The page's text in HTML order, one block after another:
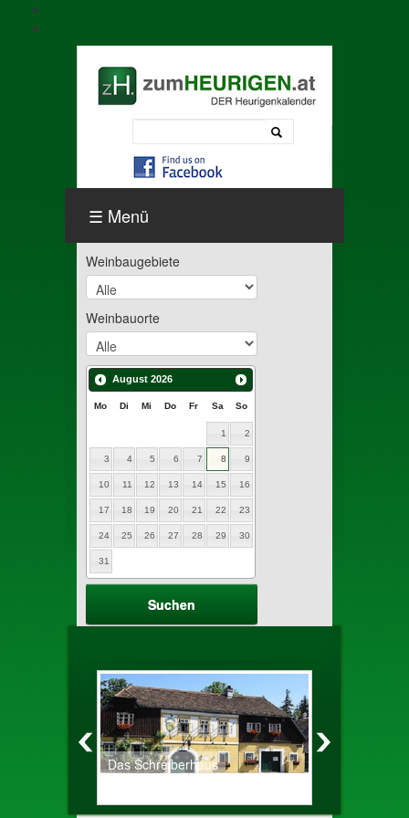
Menü
Weinbaugebiete
Weinbauorte
August 2026
Mo Di Mi Do Fr Sa So
1 2
3 4 5 6 7 8 9
10 11 12 13 14 15 16
17 18 19 20 21 22 23
24 25 26 27 28 29 30
31
Das Schreiberhaus